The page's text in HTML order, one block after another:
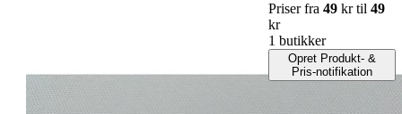
Priser fra 49 kr til 49
kr
1 butikker
Opret Produkt- &
Pris-notifikation